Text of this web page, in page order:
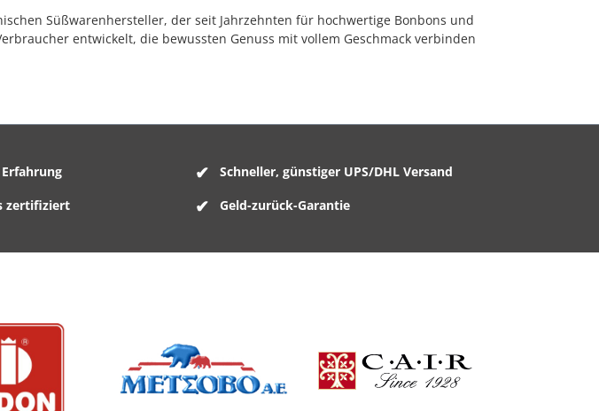
Süßwarenhersteller, der seit Jahrzehnten für hochwertige Bonbons und
entwickelt, die bewussten Genuss mit vollem Geschmack verbinden
Schneller, günstiger UPS/DHL Versand
zertifiziert Geld-zurück-Garantie